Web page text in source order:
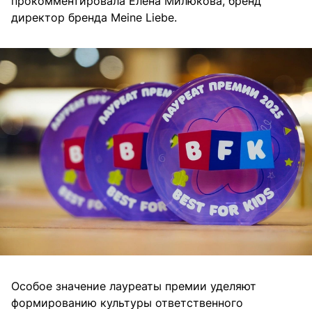
директор бренда Meine Liebe.
Особое значение лауреаты премии уделяют
формированию культуры ответственного